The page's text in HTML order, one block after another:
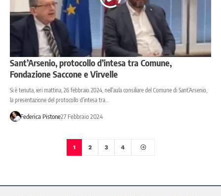
Sant’Arsenio, protocollo d’intesa tra Comune,
Fondazione Saccone e Virvelle
Si è tenuta, ieri mattina, 26 febbraio 2024, nell’aula consiliare del Comune di Sant’Arsenio,
la presentazione del protocollo d’intesa tra…
Federica Pistone27 Febbraio 2024
1 2 3 4